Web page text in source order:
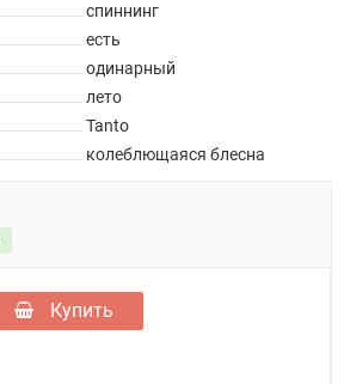
спиннинг
есть
одинарный
лето
Tanto
колеблющаяся блесна
Купить